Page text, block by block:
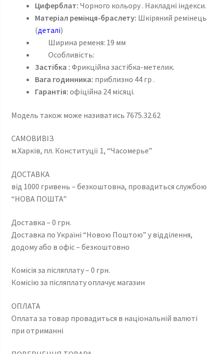
Циферблат: Чорного кольору . Накладні індекси.
Матеріал ремінця-браслету: Шкіряний ремінець
(деталі)
Ширина ременя: 19 мм
Особливість:
Застібка : Фрикційна застібка-метелик.
Вага годинника: приблизно 44 гр .
Гарантія: офіційна 24 місяці.
Модель також може називатись 7675.32.62
САМОВИВІЗ
м.Харків, пл. Конституції 1, “Часомерье”
ДОСТАВКА
від 1000 гривень – безкоштовна, провадиться службою
“НОВА ПОШТА”
Доставка – 0 грн.
Доставка по Україні “Новою Поштою” у відділення,
додому або в офіс – безкоштовно
Комісія за післяплату – 0 грн.
Комісію за післяплату оплачує магазин
ОПЛАТА
Оплата за товар провадиться в національній валюті
при отриманні